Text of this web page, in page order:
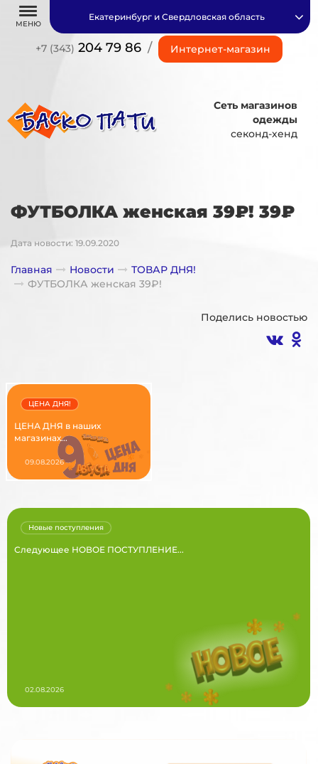
МЕНЮ
+7 (343) 204 79 86 / Интернет-магазин
Екатеринбург и Свердловская область
Сеть магазинов
одежды
секонд-хенд
ФУТБОЛКА женская 39₽! 39₽
Дата новости: 19.09.2020
Главная Новости
ТОВАР ДНЯ!
ФУТБОЛКА женская 39₽!
Поделись новостью
ЦЕНА ДНЯ в наших
магазинах...
ЦЕНА ДНЯ!
09.08.2026
Следующее НОВОЕ ПОСТУПЛЕНИЕ...
Новые поступления
02.08.2026